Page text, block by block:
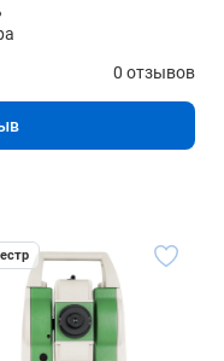
0 отзывов